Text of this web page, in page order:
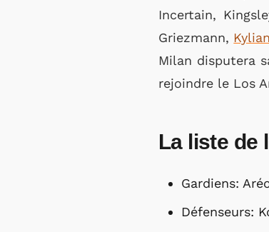
Incertain,
Griezmann,
Milan disputera
rejoindre le Los
La liste de
Gardiens:
Défenseurs: